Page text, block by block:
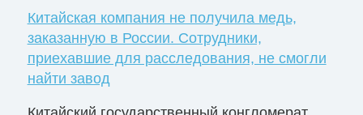
Китайская компания не получила медь,
заказанную в России. Сотрудники,
приехавшие для расследования, не смогли
найти завод